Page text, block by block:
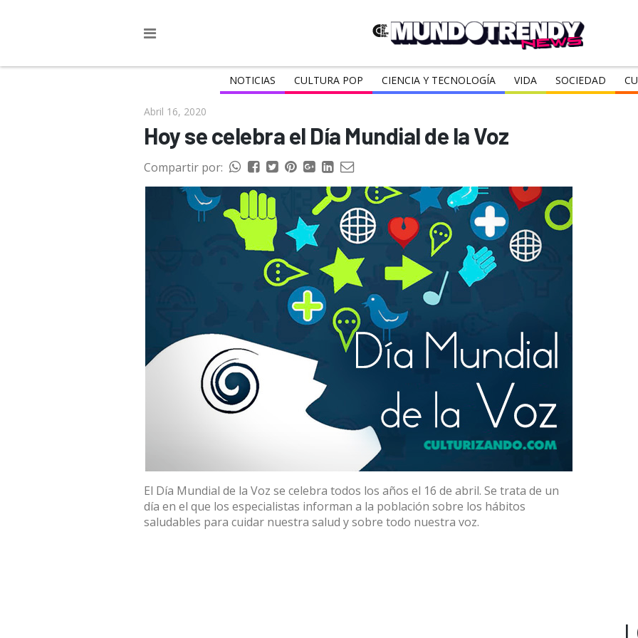
NOTICIAS CULTURA POP CIENCIA Y TECNOLOGÍA VIDA SOCIEDAD
Abril 16, 2020
Hoy se celebra el Día Mundial de la Voz
Compartir por:
El Día Mundial de la Voz se celebra todos los años el 16 de abril. Se trata de un
día en el que los especialistas informan a la población sobre los hábitos
saludables para cuidar nuestra salud y sobre todo nuestra voz.